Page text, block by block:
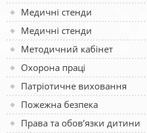
Медичні стенди
Медичні стенди
Методичний кабінет
Охорона праці
Патріотичне виховання
Пожежна безпека
Права та обов’язки дитини